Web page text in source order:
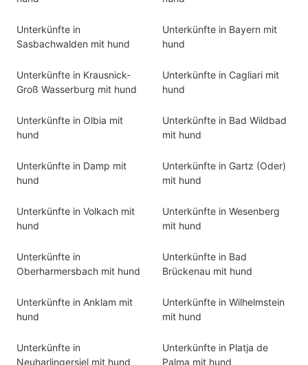
Unterkünfte in
Sasbachwalden mit hund
Unterkünfte in Bayern mit
hund
Unterkünfte in Krausnick-
Groß Wasserburg mit hund
Unterkünfte in Cagliari mit
hund
Unterkünfte in Olbia mit
hund
Unterkünfte in Bad Wildbad
mit hund
Unterkünfte in Damp mit
hund
Unterkünfte in Gartz (Oder)
mit hund
Unterkünfte in Volkach mit
hund
Unterkünfte in Wesenberg
mit hund
Unterkünfte in
Oberharmersbach mit hund
Unterkünfte in Bad
Brückenau mit hund
Unterkünfte in Anklam mit
hund
Unterkünfte in Wilhelmstein
mit hund
Unterkünfte in
Neuharlingersiel mit hund
Unterkünfte in Platja de
Palma mit hund